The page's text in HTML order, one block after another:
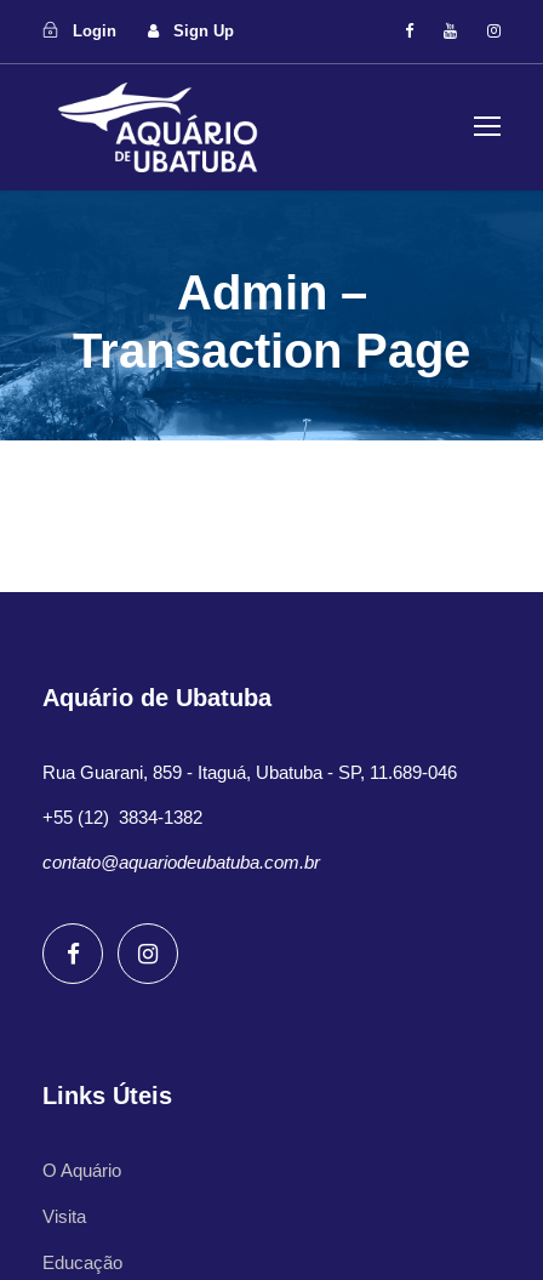
Login Sign Up
Admin –
Transaction Page
Aquário de Ubatuba
Rua Guarani, 859 - Itaguá, Ubatuba - SP, 11.689-046
+55 (12) 3834-1382
contato@aquariodeubatuba.com.br
Links Úteis
O Aquário
Visita
Educação